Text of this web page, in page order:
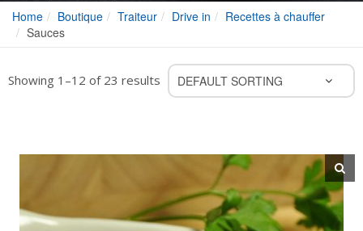
Home Boutique Traiteur Drive in
Recettes à chauffer
Sauces
Showing 1–12 of 23 results